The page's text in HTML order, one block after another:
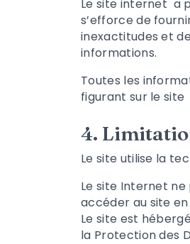
Le site internet a
s’efforce de
inexactitudes et
informations.
Toutes les
figurant sur le site
4.
Le site utilise la
Le site Internet ne
accéder au site
Le site est
la Protection des